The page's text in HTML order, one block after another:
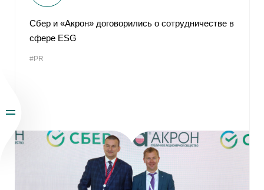
Сбер и «Акрон» договорились о сотрудничестве в
сфере ЕSG
#PR